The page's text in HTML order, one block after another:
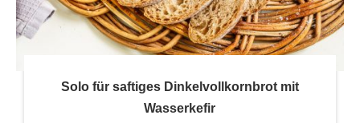
Solo für saftiges Dinkelvollkornbrot mit
Wasserkefir